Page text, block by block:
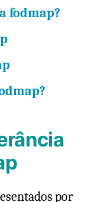
fodmap?
por